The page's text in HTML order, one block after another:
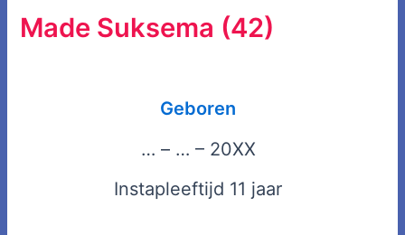
Made Suksema (42)
Geboren
… – … – 20XX
Instapleeftijd 11 jaar